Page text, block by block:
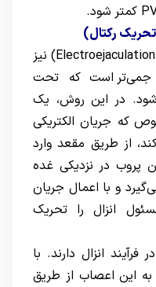
این روش که به آن الکترو-انزال (Electroejaculation) نیز
است که تحت
در این روش، یک
که جریان الکتریکی
از طریق مقعد وارد
پروب در نزدیکی غده
و با اعمال جریان
انزال را تحریک
انزال دارند. با
به این اعصاب از طریق